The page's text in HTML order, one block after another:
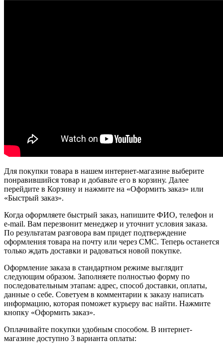
Для покупки товара в нашем интернет-магазине выберите
понравившийся товар и добавьте его в корзину. Далее
перейдите в Корзину и нажмите на «Оформить заказ» или
«Быстрый заказ».
Когда оформляете быстрый заказ, напишите ФИО, телефон и
e-mail. Вам перезвонит менеджер и уточнит условия заказа.
По результатам разговора вам придет подтверждение
оформления товара на почту или через СМС. Теперь останется
только ждать доставки и радоваться новой покупке.
Оформление заказа в стандартном режиме выглядит
следующим образом. Заполняете полностью форму по
последовательным этапам: адрес, способ доставки, оплаты,
данные о себе. Советуем в комментарии к заказу написать
информацию, которая поможет курьеру вас найти. Нажмите
кнопку «Оформить заказ».
Оплачивайте покупки удобным способом. В интернет-
магазине доступно 3 варианта оплаты: